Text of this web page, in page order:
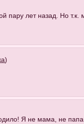
пару лет назад. Но
)
Я не мама, не